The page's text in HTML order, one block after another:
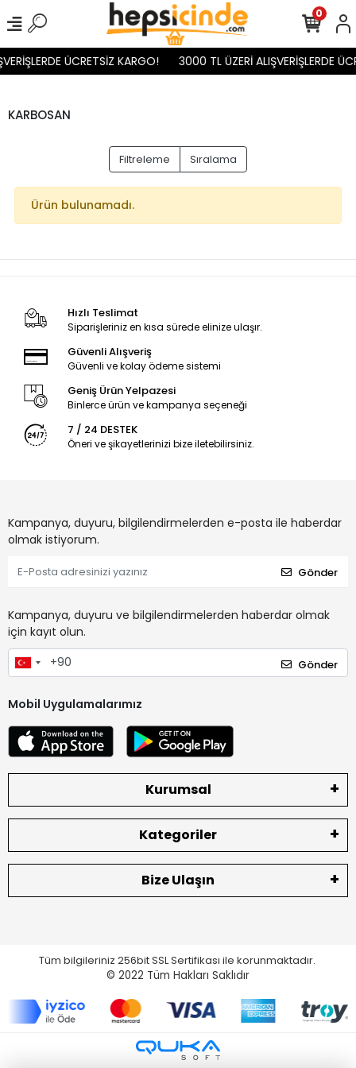
ÜCRETSİZ KARGO! 3000 TL ÜZERİ ALIŞVERİŞLERDE
0
KARBOSAN
Filtreleme Sıralama
Ürün bulunamadı.
Hızlı Teslimat
Siparişleriniz en kısa sürede elinize ulaşır.
Güvenli Alışveriş
Güvenli ve kolay ödeme sistemi
Geniş Ürün Yelpazesi
Binlerce ürün ve kampanya seçeneği
7 / 24 DESTEK
Öneri ve şikayetlerinizi bize iletebilirsiniz.
Kampanya, duyuru, bilgilendirmelerden e-posta ile haberdar
olmak istiyorum.
Gönder
Kampanya, duyuru ve bilgilendirmelerden haberdar olmak
için kayıt olun.
Gönder
Mobil Uygulamalarımız
Kurumsal
Kategoriler
Bize Ulaşın
Tüm bilgileriniz 256bit SSL Sertifikası ile korunmaktadır.
© 2022 Tüm Hakları Saklıdır